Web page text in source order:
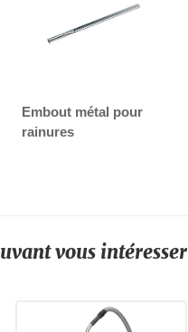
Embout métal pour
rainures
vous intéresser